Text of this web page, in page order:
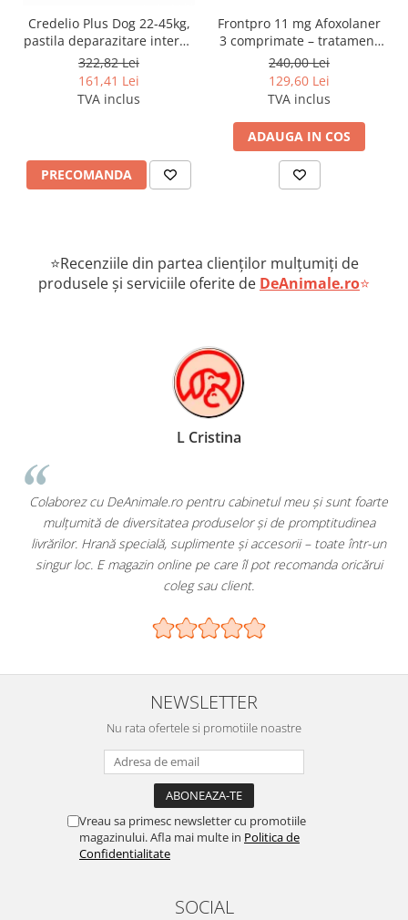
Credelio Plus Dog 22-45kg,
pastila deparazitare interna
si externa
322,82 Lei
161,41 Lei
TVA inclus
PRECOMANDA
Frontpro 11 mg Afoxolaner
3 comprimate – tratament
impotriva puricilor și
căpușelor câini 2-4 kg
240,00 Lei
129,60 Lei
TVA inclus
ADAUGA IN COS
⭐Recenziile din partea clienților mulțumiți de
produsele și serviciile oferite de DeAnimale.ro⭐
L Cristina
Colaborez cu DeAnimale.ro pentru cabinetul meu și sunt foarte
mulțumită de diversitatea produselor și de promptitudinea
livrărilor. Hrană specială, suplimente și accesorii – toate într-un
singur loc. E magazin online pe care îl pot recomanda oricărui
coleg sau client.
NEWSLETTER
Nu rata ofertele si promotiile noastre
Vreau sa primesc newsletter cu promotiile
magazinului. Afla mai multe in Politica de
Confidentialitate
SOCIAL